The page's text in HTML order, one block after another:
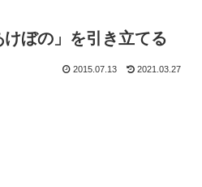
ぼの」を引き立てる
2015.07.13 2021.03.27